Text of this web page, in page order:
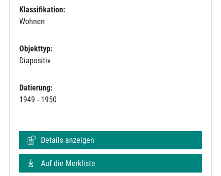
Klassifikation:
Wohnen
Objekttyp:
Diapositiv
Datierung:
1949 - 1950
Details anzeigen
Auf die Merkliste